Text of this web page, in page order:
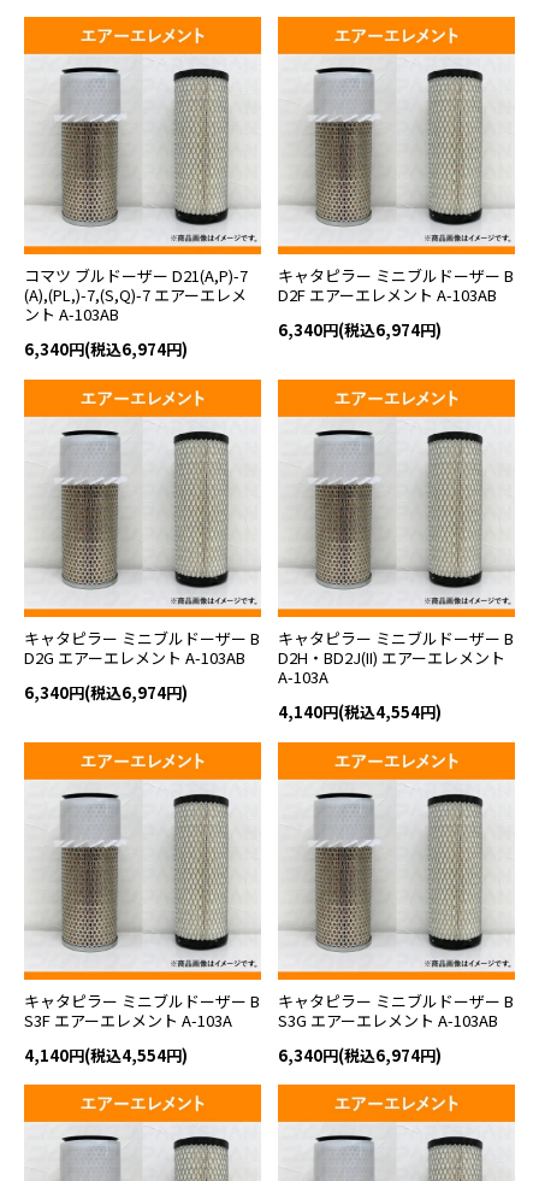
コマツ ブルドーザー D21(A,P)-7
(A),(PL,)-7,(S,Q)-7 エアーエレメ
ント A-103AB
6,340円(税込6,974円)
キャタピラー ミニブルドーザー B
D2F エアーエレメント A-103AB
6,340円(税込6,974円)
キャタピラー ミニブルドーザー B
D2G エアーエレメント A-103AB
6,340円(税込6,974円)
キャタピラー ミニブルドーザー B
D2H・BD2J(II) エアーエレメント
A-103A
4,140円(税込4,554円)
キャタピラー ミニブルドーザー B
S3F エアーエレメント A-103A
4,140円(税込4,554円)
キャタピラー ミニブルドーザー B
S3G エアーエレメント A-103AB
6,340円(税込6,974円)